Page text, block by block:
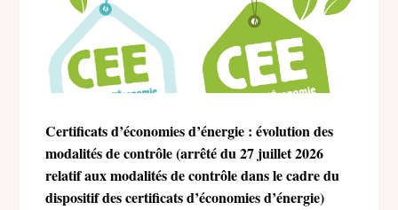
Certificats d’économies d’énergie : évolution des
modalités de contrôle (arrêté du 27 juillet 2026
relatif aux modalités de contrôle dans le cadre du
dispositif des certificats d’économies d’énergie)